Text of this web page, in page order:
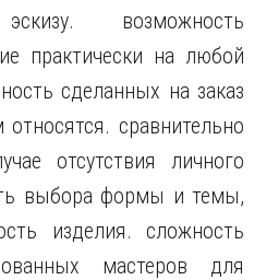
возможность
практически на любой
сделанных на заказ
сравнительно
отсутствия личного
выбора формы и темы,
изделия. сложность
мастеров для